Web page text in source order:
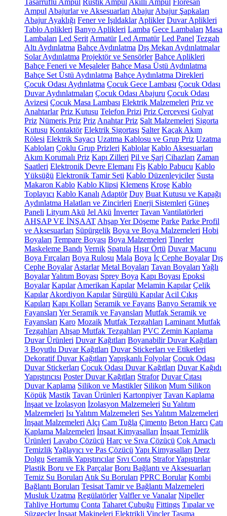
Tasarruflu Ampul Rustik Ampul Akıllı Ampul Floresan
Ampul Abajurlar ve Aksesuarları Abajur Abajur Şapkaları
Abajur Ayaklığı Fener ve Işıldaklar Aplikler Duvar Aplikleri
Tablo Aplikleri Banyo Aplikleri Lamba Gece Lambaları Masa
Lambaları Led Şerit Armatür Led Armatür Led Panel Tezgah
Altı Aydınlatma Bahçe Aydınlatma Dış Mekan Aydınlatmalar
Solar Aydınlatma Projektör ve Sensörler Bahçe Aplikleri
Bahçe Feneri ve Meşaleler Bahçe Masa Üstü Aydınlatma
Bahçe Set Üstü Aydınlatma Bahçe Aydınlatma Direkleri
Çocuk Odası Aydınlatma Çocuk Gece Lambası Çocuk Odası
Duvar Aydınlatmaları Çocuk Odası Abajuru Çocuk Odası
Avizesi Çocuk Masa Lambası Elektrik Malzemeleri Priz ve
Anahtarlar Priz Kutusu Telefon Prizi Priz Çerçevesi Golyat
Priz Nümeris Priz Priz Anahtar Priz Şalt Malzemeleri Sigorta
Kutusu Kontaktör Elektrik Sigortası Şalter Kaçak Akım
Rölesi Elektrik Sayacı Uzatma Kablosu ve Grup Priz Uzatma
Kabloları Çoklu Grup Prizleri Kablolar Kablo Aksesuarları
Akım Korumalı Priz Kapı Zilleri Pil ve Şarj Cihazları Zaman
Saatleri Elektronik Devre Elemanı Fiş Kablo Pabucu Kablo
Yüksüğü Elektronik Tamir Seti Kablo Düzenleyiciler Susta
Makaron Kablo Kablo Klipsi Klemens Kroşe Kablo
Toplayıcı Kablo Kanalı Adaptör Duy Buat Kutusu ve Kapağı
Aydınlatma Halatları ve Zincirleri Enerji Sistemleri Güneş
Paneli Lityum Akü Jel Akü İnverter Tavan Vantilatörleri
AHŞAP VE İNŞAAT Ahşap Yer Döşeme Parke Parke Profil
ve Aksesuarları Süpürgelik Boya ve Boya Malzemeleri Hobi
Boyaları Tempare Boyası Boya Malzemeleri Tinerler
Maskeleme Bandı Vernik Spatula Hışır Örtü Duvar Macunu
Boya Fırçaları Boya Rulosu Mala Boya İç Cephe Boyalar Dış
Cephe Boyalar Astarlar Metal Boyaları Tavan Boyaları Yağlı
BoyalarYalıtım Boyası Sprey Boya Kapı Boyası Epoksi
Boyalar Kapılar Amerikan Kapılar Melamin Kapılar Çelik
Kapılar Akordiyon Kapılar Sürgülü Kapılar Acil Çıkış
Kapıları Kapı Kolları Seramik ve Fayans Banyo Seramik ve
Fayansları Yer Seramik ve Fayansları Mutfak Seramik ve
Fayansları Karo Mozaik Mutfak Tezgahları Laminant Mutfak
Tezgahları Ahşap Mutfak Tezgahları PVC Zemin Kaplama
Duvar Ürünleri Duvar Kağıtları Boyanabilir Duvar Kağıtları
3 Boyutlu Duvar Kağıtları Duvar Stickerları ve Etiketleri
Dekoratif Duvar Kağıtları Yapışkanlı Folyolar Çocuk Odası
Duvar Stickerları Çocuk Odası Duvar Kağıtları Duvar Kağıdı
Yapıştırıcısı Poster Duvar Kağıtları Strafor Duvar Çıtası
Duvar Kaplama Silikon ve Mastikler Silikon Mum Silikon
Köpük Mastik Tavan Ürünleri Kartonpiyer Tavan Kaplama
İnşaat ve İzolasyon İzolasyon Malzemeleri Su Yalıtım
Malzemeleri Isı Yalıtım Malzemeleri Ses Yalıtım Malzemeleri
İnşaat Malzemeleri Alçı Cam Tuğla Çimento Beton Harcı Çatı
Kaplama Malzemeleri İnşaat Kimyasalları İnşaat Temizlik
Ürünleri Lavabo Çözücü Harç ve Sıva Çözücü Çok Amaçlı
TemizlikYağlayıcı ve Pas Çözücü Yapı Kimyasalları Derz
Dolgu Seramik Yapıştırıcılar Sıvı Conta Strafor Yapıştırılar
Plastik Boru ve Ek Parçalar Boru Bağlantı ve Aksesuarları
Temiz Su Boruları Atık Su Boruları PPRC Borular Kombi
Bağlantı Boruları Tesisat Tamir ve Bağlantı Malzemeleri
Musluk Uzatma Regülatörler Valfler ve Vanalar Nipeller
Tahliye Hortumu Conta Taharet Çubuğu Fittings Tıpalar ve
Süzgeçler İnşaat Makineleri Elektrikli Vinçler Taşıma